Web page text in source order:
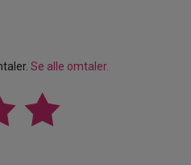
Se alle omtaler.